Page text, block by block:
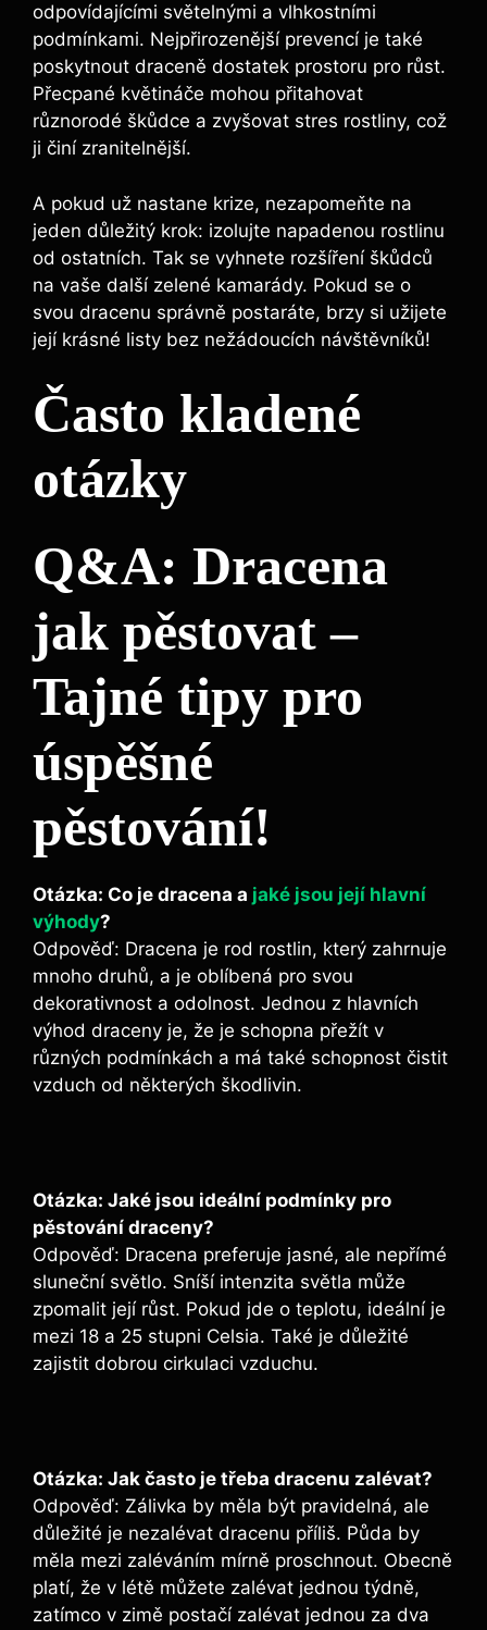
odpovídajícími světelnými a vlhkostními
podmínkami. Nejpřirozenější prevencí je také
poskytnout draceně dostatek prostoru pro růst.
Přecpané květináče mohou přitahovat
různorodé škůdce a zvyšovat stres rostliny, což
ji činí zranitelnější.
A pokud už nastane krize, nezapomeňte na
jeden důležitý krok: izolujte napadenou rostlinu
od ostatních. Tak se vyhnete rozšíření škůdců
na vaše další zelené kamarády. Pokud se o
svou dracenu správně postaráte, brzy si užijete
její krásné listy bez nežádoucích návštěvníků!
Často kladené
otázky
Q&A: Dracena
jak pěstovat –
Tajné tipy pro
úspěšné
pěstování!
Otázka: Co je dracena a jaké jsou její hlavní
výhody?
Odpověď: Dracena je rod rostlin, který zahrnuje
mnoho druhů, a je oblíbená pro svou
dekorativnost a odolnost. Jednou z hlavních
výhod draceny je, že je schopna přežít v
různých podmínkách a má také schopnost čistit
vzduch od některých škodlivin.
Otázka: Jaké jsou ideální podmínky pro
pěstování draceny?
Odpověď: Dracena preferuje jasné, ale nepřímé
sluneční světlo. Sníší intenzita světla může
zpomalit její růst. Pokud jde o teplotu, ideální je
mezi 18 a 25 stupni Celsia. Také je důležité
zajistit dobrou cirkulaci vzduchu.
Otázka: Jak často je třeba dracenu zalévat?
Odpověď: Zálivka by měla být pravidelná, ale
důležité je nezalévat dracenu příliš. Půda by
měla mezi zaléváním mírně proschnout. Obecně
platí, že v létě můžete zalévat jednou týdně,
zatímco v zimě postačí zalévat jednou za dva